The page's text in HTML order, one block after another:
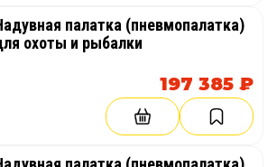
палатка (пневмопалатка)
охоты и рыбалки
197 385 ₽